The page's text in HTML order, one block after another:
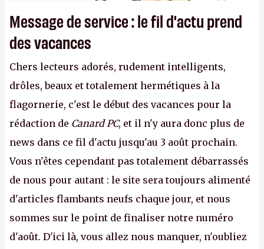
Message de service : le fil d'actu prend
des vacances
Chers lecteurs adorés, rudement intelligents,
drôles, beaux et totalement hermétiques à la
flagornerie, c'est le début des vacances pour la
rédaction de Canard PC, et il n'y aura donc plus de
news dans ce fil d'actu jusqu'au 3 août prochain.
Vous n'êtes cependant pas totalement débarrassés
de nous pour autant : le site sera toujours alimenté
d'articles flambants neufs chaque jour, et nous
sommes sur le point de finaliser notre numéro
d'août. D'ici là, vous allez nous manquer, n'oubliez